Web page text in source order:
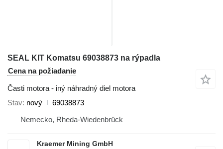
SEAL KIT Komatsu 69038873 na rýpadla
Cena na požiadanie
Časti motora - iný náhradný diel motora
Stav nový
69038873
Nemecko, Rheda-Wiedenbrück
Kraemer Mining GmbH